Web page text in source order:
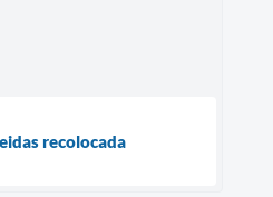
recolocada